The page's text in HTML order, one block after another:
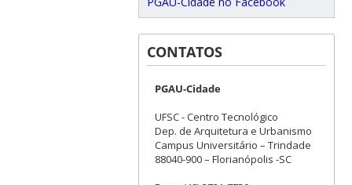
CONTATOS
PGAU-Cidade
UFSC - Centro Tecnológico
Dep. de Arquitetura e Urbanismo
Campus Universitário – Trindade
88040-900 – Florianópolis -SC